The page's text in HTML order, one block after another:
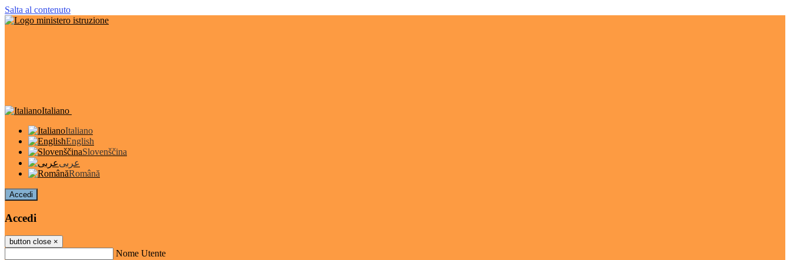
Salta al contenuto
Italiano
Italiano
English
Slovenščina
عربى
Română
Accedi
Accedi
button close ×
Nome Utente